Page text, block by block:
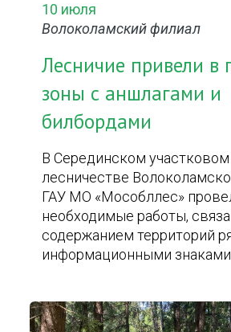
10 июля
Волоколамский филиал
Лесничие привели в
зоны с аншлагами и
билбордами
В Серединском участковом
лесничестве
ГАУ МО «Мособллес»
необходимые работы,
содержанием территорий
информационными знаками.